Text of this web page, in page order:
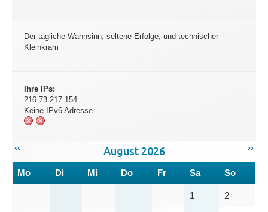
Der tägliche Wahnsinn, seltene Erfolge, und technischer
Kleinkram
Ihre IPs:
216.73.217.154
Keine IPv6 Adresse
‹‹ ››
August 2026
Mo Di Mi Do Fr Sa So
1 2